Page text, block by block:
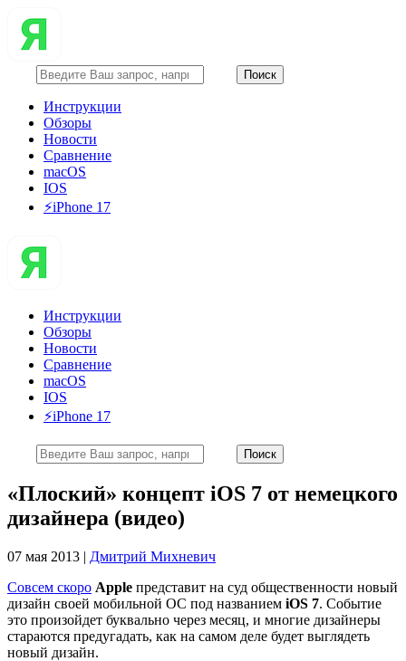
Инструкции
Обзоры
Новости
Сравнение
macOS
IOS
⚡️iPhone 17
Инструкции
Обзоры
Новости
Сравнение
macOS
IOS
⚡️iPhone 17
«Плоский» концепт iOS 7 от немецкого
дизайнера (видео)
07 мая 2013 | Дмитрий Михневич
Совсем скоро Apple представит на суд общественности новый
дизайн своей мобильной ОС под названием iOS 7. Событие
это произойдет буквально через месяц, и многие дизайнеры
стараются предугадать, как на самом деле будет выглядеть
новый дизайн.